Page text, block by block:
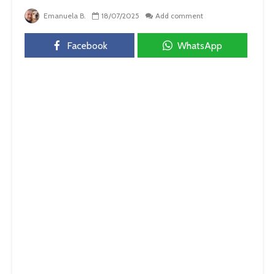
Emanuela B. 18/07/2025 Add comment
Facebook WhatsApp